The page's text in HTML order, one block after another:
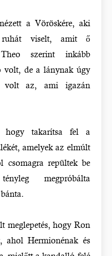
a Vöröskére, aki
ruhát viselt, amit ő
szerint inkább
volt, de a lánynak úgy
volt az, ami igazán
hogy takarítsa fel a
amelyek az elmúlt
csomagra repültek be
megpróbálta
meglepetés, hogy Ron
ahol Hermionénak és